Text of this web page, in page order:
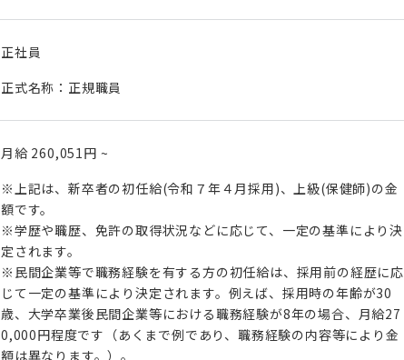
正社員
正式名称：正規職員
月給 260,051円 ~
※上記は、新卒者の初任給(令和７年４月採用)、上級(保健師)の金
額です。
※学歴や職歴、免許の取得状況などに応じて、一定の基準により決
定されます。
※民間企業等で職務経験を有する方の初任給は、採用前の経歴に応
じて一定の基準により決定されます。例えば、採用時の年齢が30
歳、大学卒業後民間企業等における職務経験が8年の場合、月給27
0,000円程度です（あくまで例であり、職務経験の内容等により金
額は異なります。）。